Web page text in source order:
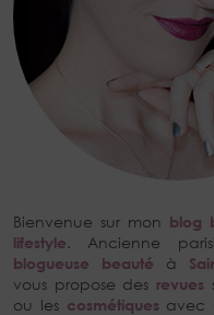
Bienvenue sur mon blog
lifestyle. Ancienne
blogueuse beauté à
vous propose des revues
ou les cosmétiques avec